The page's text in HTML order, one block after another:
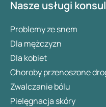
Nasze usługi
Problemy ze snem
Dla mężczyzn
Dla kobiet
Choroby przenoszone
Zwalczanie bólu
Pielęgnacja skóry